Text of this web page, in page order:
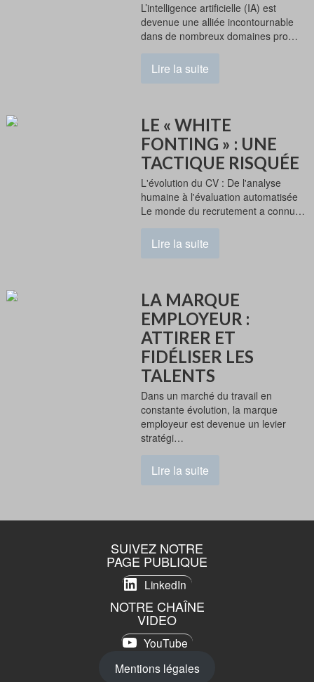
L’intelligence artificielle (IA) est
devenue une alliée incontournable
dans de nombreux domaines pro…
Lire la suite
LE « WHITE
FONTING » : UNE
TACTIQUE RISQUÉE
L'évolution du CV : De l'analyse
humaine à l'évaluation automatisée
Le monde du recrutement a connu…
Lire la suite
LA MARQUE
EMPLOYEUR :
ATTIRER ET
FIDÉLISER LES
TALENTS
Dans un marché du travail en
constante évolution, la marque
employeur est devenue un levier
stratégi…
Lire la suite
SUIVEZ NOTRE
PAGE PUBLIQUE
LinkedIn
NOTRE CHAÎNE
VIDEO
YouTube
Mentions légales